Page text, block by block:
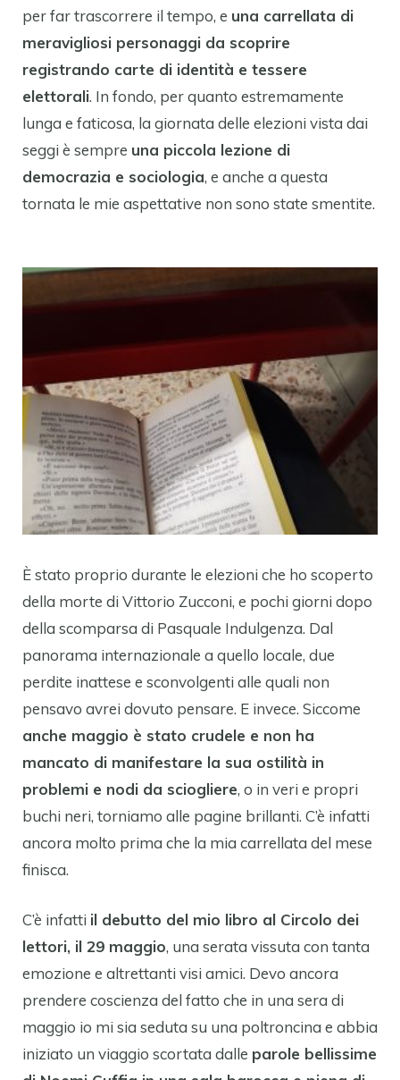
per far trascorrere il tempo, e una carrellata di
meravigliosi personaggi da scoprire
registrando carte di identità e tessere
elettorali. In fondo, per quanto estremamente
lunga e faticosa, la giornata delle elezioni vista dai
seggi è sempre una piccola lezione di
democrazia e sociologia, e anche a questa
tornata le mie aspettative non sono state smentite.
È stato proprio durante le elezioni che ho scoperto
della morte di Vittorio Zucconi, e pochi giorni dopo
della scomparsa di Pasquale Indulgenza. Dal
panorama internazionale a quello locale, due
perdite inattese e sconvolgenti alle quali non
pensavo avrei dovuto pensare. E invece. Siccome
anche maggio è stato crudele e non ha
mancato di manifestare la sua ostilità in
problemi e nodi da sciogliere, o in veri e propri
buchi neri, torniamo alle pagine brillanti. C’è infatti
ancora molto prima che la mia carrellata del mese
finisca.
C’è infatti il debutto del mio libro al Circolo dei
lettori, il 29 maggio, una serata vissuta con tanta
emozione e altrettanti visi amici. Devo ancora
prendere coscienza del fatto che in una sera di
maggio io mi sia seduta su una poltroncina e abbia
iniziato un viaggio scortata dalle parole bellissime